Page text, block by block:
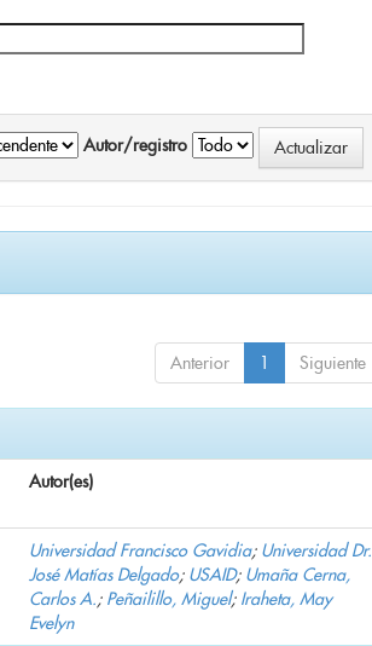
Autor/registro
Anterior 1 Siguiente
Autor(es)
Universidad Francisco Gavidia; Universidad Dr.
José Matías Delgado; USAID; Umaña Cerna,
Carlos A.; Peñailillo, Miguel; Iraheta, May
Evelyn